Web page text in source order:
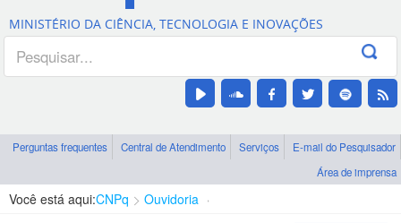
Canais
MINISTÉRIO DA CIÊNCIA, TECNOLOGIA E INOVAÇÕES
Perguntas frequentes Central de Atendimento Serviços
E-mail do Pesquisador
Área de imprensa
Você está aqui:CNPq Ouvidoria